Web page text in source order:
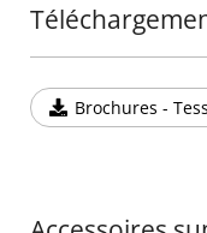
Brochures -